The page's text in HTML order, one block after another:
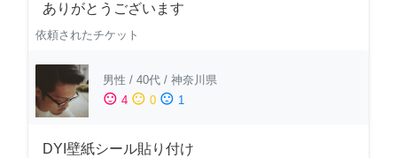
ありがとうございます
依頼されたチケット
男性 / 40代 / 神奈川県
sentiment_satisfied 4 sentiment_neutral 0 sentiment_dissatisfied 1
DYI壁紙シール貼り付け